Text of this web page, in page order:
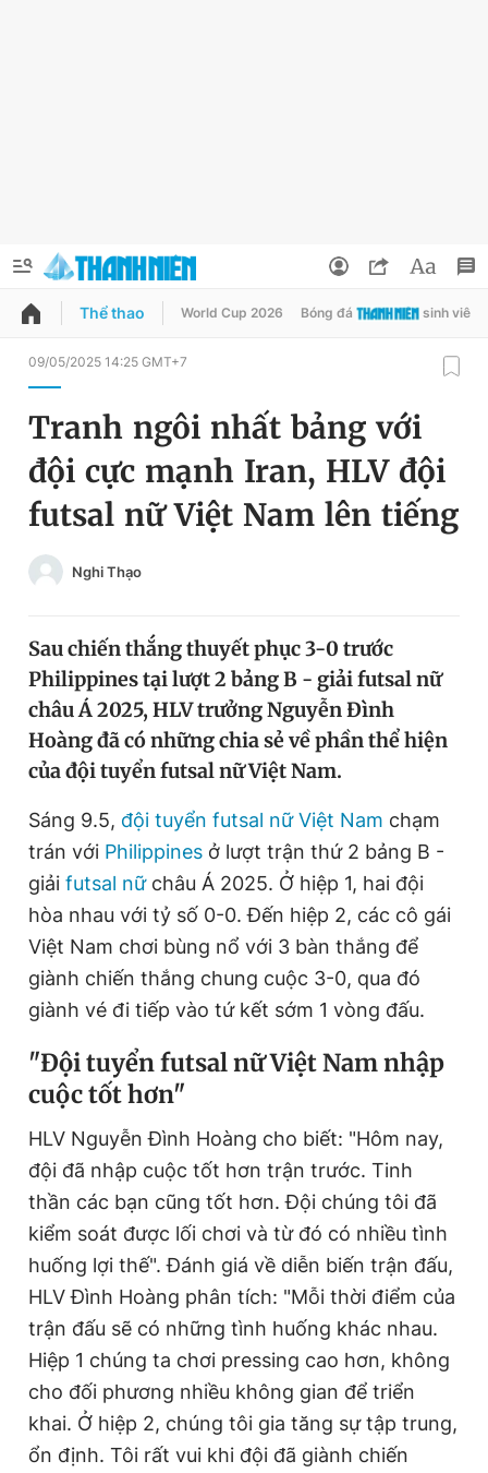
QUẢNG CÁO ĐẶT BÁO
Chuyên mục
Chuyên mục khác
Chào ngày mới
Tin thị trường
Video Magazine
Sản phẩm khác
Tiện ích Bạn cần biết
Thông tin tòa soạn Liên hệ quảng cáo
Đọc Thanh Niên trên điện thoại
Theo dõi báo trên
0906 645 777 0908 780 404
Đặt báo Quảng cáo RSS Tòa soạn Chính sách bảo
Tổng biên tập: Nguyễn Ngọc Toàn
Phó tổng biên tập thường trực: Hải Thành
Phó tổng biên tập: Lâm Hiếu Dũng
Phó tổng biên tập: Trần Việt Hưng
Tổng thư ký tòa soạn: Đức Trung
Đổi mật khẩu
Tin đã lưu
Thể thao World Cup 2026 Bóng đá sinh viên
09/05/2025 14:25 GMT+7
Tranh ngôi nhất bảng với
đội cực mạnh Iran, HLV đội
futsal nữ Việt Nam lên tiếng
Nghi Thạo
Sau chiến thắng thuyết phục 3-0 trước
Philippines tại lượt 2 bảng B - giải futsal nữ
châu Á 2025, HLV trưởng Nguyễn Đình
Hoàng đã có những chia sẻ về phần thể hiện
của đội tuyển futsal nữ Việt Nam.
Sáng 9.5, đội tuyển futsal nữ Việt Nam chạm
trán với Philippines ở lượt trận thứ 2 bảng B -
giải futsal nữchâu Á 2025. Ở hiệp 1, hai đội
hòa nhau với tỷ số 0-0. Đến hiệp 2, các cô gái
Việt Nam chơi bùng nổ với 3 bàn thắng để
giành chiến thắng chung cuộc 3-0, qua đó
giành vé đi tiếp vào tứ kết sớm 1 vòng đấu.
"Đội tuyển futsal nữ Việt Nam nhập
cuộc tốt hơn"
HLV Nguyễn Đình Hoàng cho biết: "Hôm nay,
đội đã nhập cuộc tốt hơn trận trước. Tinh
thần các bạn cũng tốt hơn. Đội chúng tôi đã
kiểm soát được lối chơi và từ đó có nhiều tình
huống lợi thế". Đánh giá về diễn biến trận đấu,
HLV Đình Hoàng phân tích: "Mỗi thời điểm của
trận đấu sẽ có những tình huống khác nhau.
Hiệp 1 chúng ta chơi pressing cao hơn, không
cho đối phương nhiều không gian để triển
khai. Ở hiệp 2, chúng tôi gia tăng sự tập trung,
ổn định. Tôi rất vui khi đội đã giành chiến